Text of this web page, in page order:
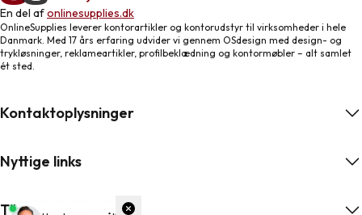
En del afonlinesupplies.dk
OnlineSupplies leverer kontorartikler og kontorudstyr til virksomheder i hele
Danmark. Med 17 års erfaring udvider vi gennem OSdesign med design- og
trykløsninger, reklameartikler, profilbeklædning og kontormøbler – alt samlet
ét sted.
Kontaktoplysninger
Nyttige links
Tilmeld nyhedsbrev